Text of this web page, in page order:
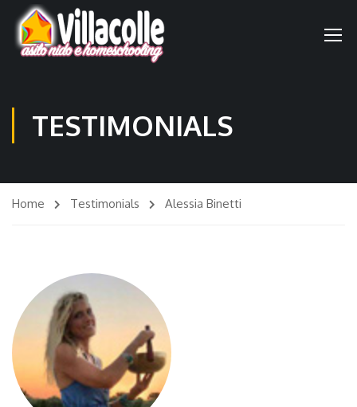
TESTIMONIALS
Home Testimonials Alessia Binetti